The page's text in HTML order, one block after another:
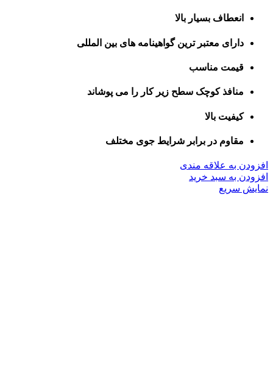
انعطاف بسیار بالا
دارای معتبر ترین گواهینامه های بین المللی
قیمت مناسب
منافذ کوچک سطح زیر کار را می پوشاند
کیفیت بالا
مقاوم در برابر شرایط جوی مختلف
افزودن به علاقه مندی
افزودن به سبد خرید
نمایش سریع